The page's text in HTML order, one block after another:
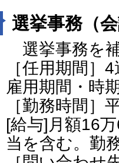
選挙事務（
選挙事務を
［任用期間］
雇用期間・時
［勤務時間］
[給与]月額16
当を含む。勤